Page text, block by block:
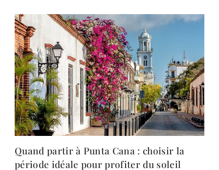
Quand partir à Punta Cana : choisir la
période idéale pour profiter du soleil